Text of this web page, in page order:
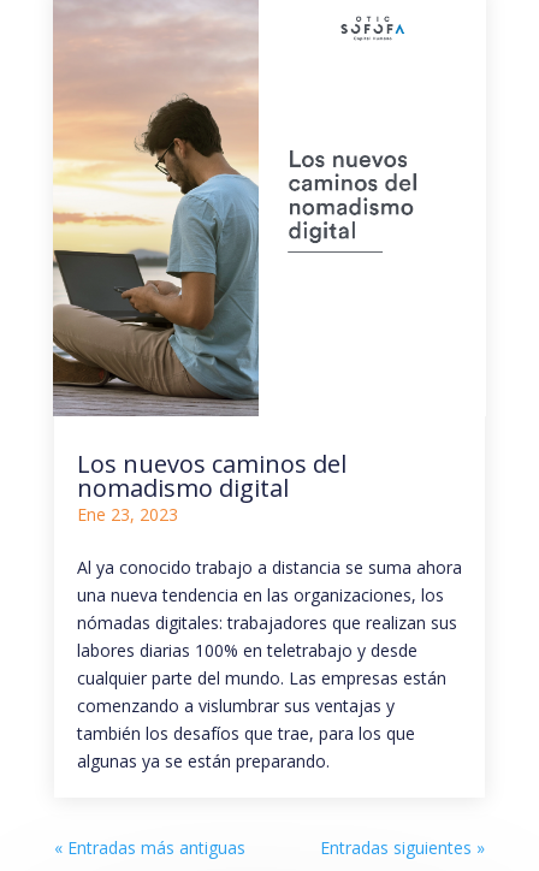
Los nuevos caminos del
nomadismo digital
Ene 23, 2023
Al ya conocido trabajo a distancia se suma ahora
una nueva tendencia en las organizaciones, los
nómadas digitales: trabajadores que realizan sus
labores diarias 100% en teletrabajo y desde
cualquier parte del mundo. Las empresas están
comenzando a vislumbrar sus ventajas y
también los desafíos que trae, para los que
algunas ya se están preparando.
« Entradas más antiguas Entradas siguientes »